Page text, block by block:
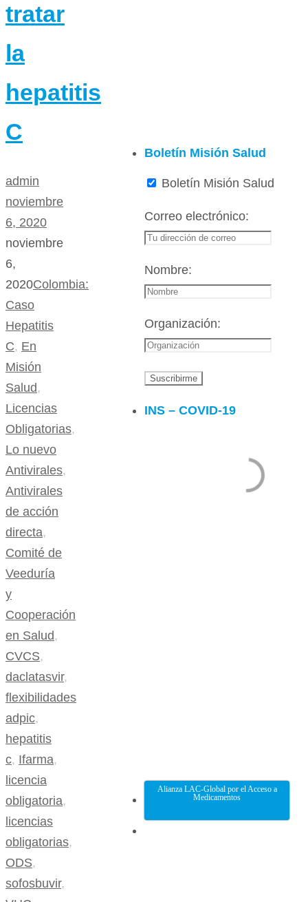
tratar
la
hepatitis
C
admin
noviembre
6, 2020
noviembre
6,
2020Colombia:
Caso
Hepatitis
C, En
Misión
Salud ,
Licencias
Obligatorias,
Lo nuevo
Antivirales,
Antivirales
de acción
directa,
Comité de
Veeduría
y
Cooperación
en Salud ,
CVCS,
daclatasvir,
flexibilidades
adpic,
hepatitis
c, Ifarma,
licencia
obligatoria,
licencias
obligatorias,
ODS,
sofosbuvir,
Boletín Misión Salud
Boletín Misión Salud
Correo electrónico:
Nombre:
Organización:
INS – COVID-19
Alianza LAC-Global por el Acceso a
Medicamentos